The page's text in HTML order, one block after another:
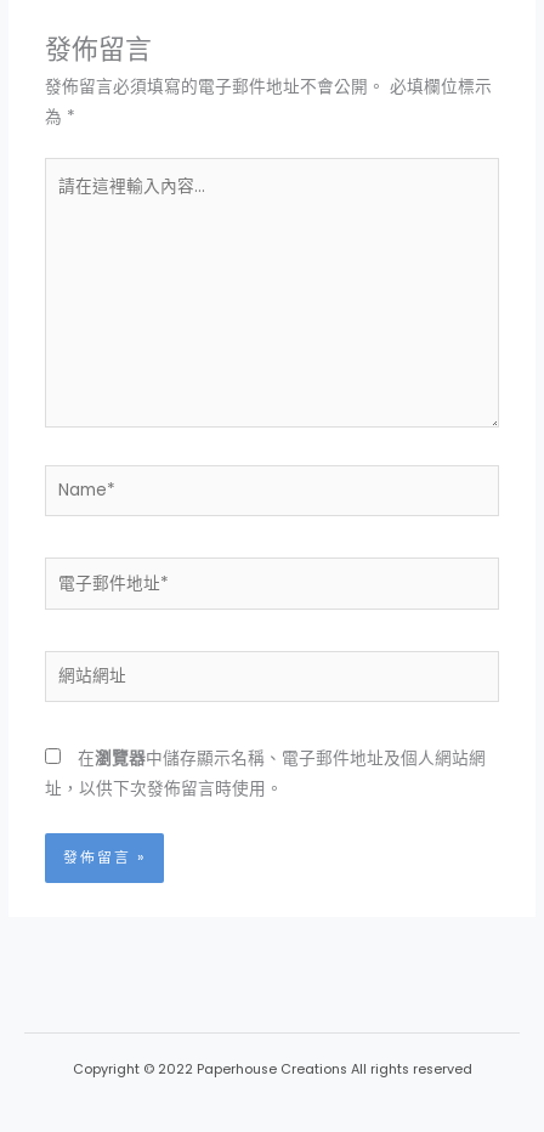
發佈留言
發佈留言必須填寫的電子郵件地址不會公開。 必填欄位標示
為 *
在
Name*
電
*
址
在瀏覽器中儲存顯示名稱、電子郵件地址及個人網站網
址，以供下次發佈留言時使用。
Copyright © 2022 Paperhouse Creations All rights reserved